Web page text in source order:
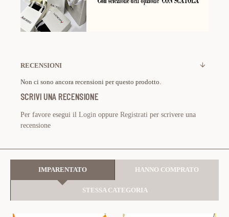
RECENSIONI
Non ci sono ancora recensioni per questo prodotto.
SCRIVI UNA RECENSIONE
Per favore esegui il Login oppure Registrati per scrivere una
recensione
IMPARENTATO HANNO COMPRATO
STESSA CATEGORIA